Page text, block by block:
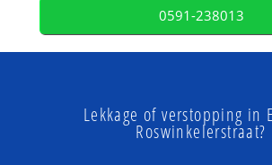
0591-238013
Lekkage of verstopping in
Roswinkelerstraat?